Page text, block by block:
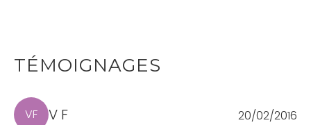
TÉMOIGNAGES
VF V F
20/02/2016